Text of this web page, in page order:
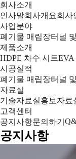
회사소개
인사말회사개요회사
사업분야
폐기물 매립장터널
제품소개
HDPE 차수 시트EVA
시공실적
폐기물 매립장터널
자료실
기술자료실홍보자료
고객센터
공지사항문의하기
공지사항